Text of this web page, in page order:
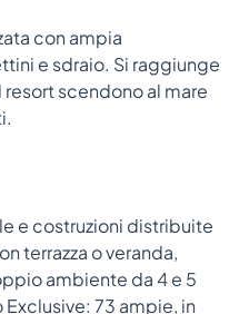
con ampia
e sdraio. Si raggiunge
scendono al mare
e costruzioni distribuite
terrazza o veranda,
ambiente da 4 e 5
73 ampie, in